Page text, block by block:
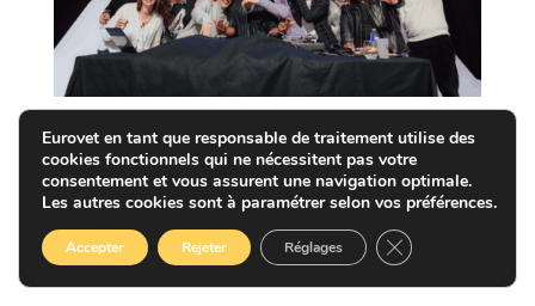
Politique de cookies
Mentions Légales
Contact
© Sportair - Eurovet
Eurovet en tant que responsable de traitement utilise des
cookies fonctionnels qui ne nécessitent pas votre
consentement et vous assurent une navigation optimale.
Les autres cookies sont à paramétrer selon vos préférences.
Accepter Rejeter Réglages Fermer la